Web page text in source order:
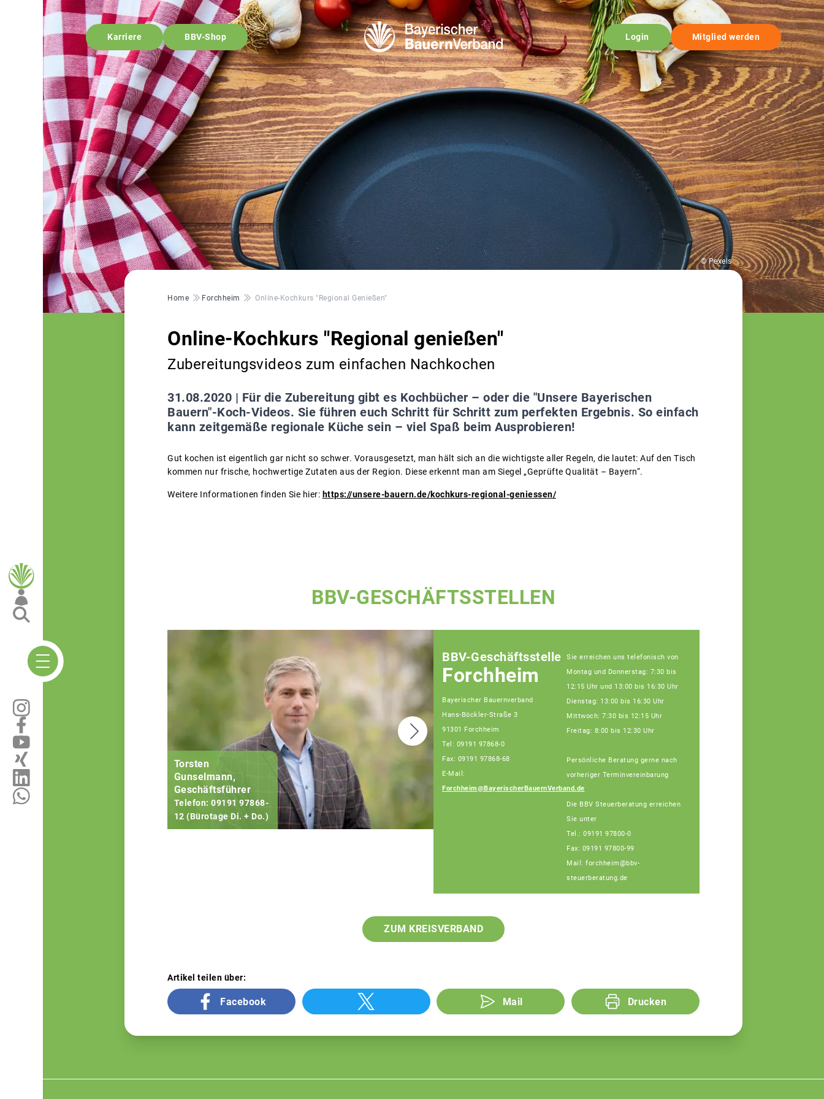
Karriere BBV-Shop Login Mitglied werden
© Pexels
Pfadnavigation
Home Forchheim Online-Kochkurs "Regional Genießen"
Online-Kochkurs "Regional genießen"
Zubereitungsvideos zum einfachen Nachkochen
31.08.2020 | Für die Zubereitung gibt es Kochbücher – oder die "Unsere Bayerischen
Bauern"-Koch-Videos. Sie führen euch Schritt für Schritt zum perfekten Ergebnis. So einfach
kann zeitgemäße regionale Küche sein – viel Spaß beim Ausprobieren!
Gut kochen ist eigentlich gar nicht so schwer. Vorausgesetzt, man hält sich an die wichtigste aller Regeln, die lautet: Auf den Tisch
kommen nur frische, hochwertige Zutaten aus der Region. Diese erkennt man am Siegel „Geprüfte Qualität – Bayern“.
Weitere Informationen finden Sie hier: https://unsere-bauern.de/kochkurs-regional-geniessen/
BBV-GESCHÄFTSSTELLEN
Torsten
Gunselmann,
Geschäftsführer
Telefon: 09191 97868-
12 (Bürotage Di. + Do.)
Joachim Grau,
Fachberater
BBV-Geschäftsstelle
Forchheim
Bayerischer Bauernverband
Hans-Böckler-Straße 3
91301 Forchheim
Tel: 09191 97868-0
Fax: 09191 97868-68
E-Mail:
Forchheim@BayerischerBauernVerband.de
Sie erreichen uns telefonisch von
Montag und Donnerstag: 7:30 bis
12:15 Uhr und 13:00 bis 16:30 Uhr
Dienstag: 13:00 bis 16:30 Uhr
Mittwoch: 7:30 bis 12:15 Uhr
Freitag: 8:00 bis 12:30 Uhr
Persönliche Beratung gerne nach
vorheriger Terminvereinbarung
Die BBV Steuerberatung erreichen
Sie unter
Tel.: 09191 97800-0
Fax: 09191 97800-99
Mail: forchheim@bbv-
steuerberatung.de
ZUM KREISVERBAND
Artikel teilen über:
Facebook Mail Drucken